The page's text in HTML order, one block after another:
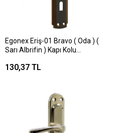
Egonex Eriş-01 Bravo ( Oda ) (
Sarı Albrifin ) Kapı Kolu
130,37 TL